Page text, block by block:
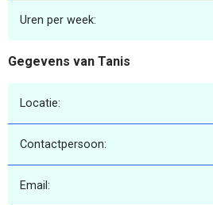
Uren per week:
Gegevens van Tanis
Locatie:
Contactpersoon:
Email: